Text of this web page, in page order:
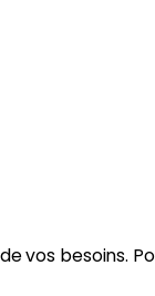
vos besoins.